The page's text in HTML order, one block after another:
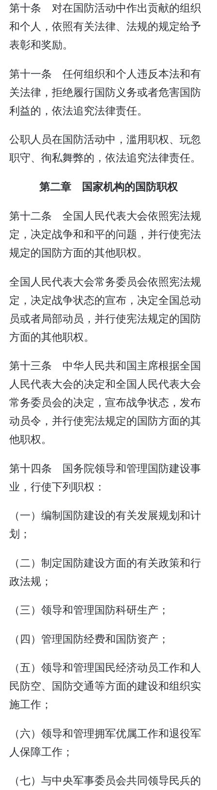
第十条 对在国防活动中作出贡献的组织
和个人，依照有关法律、法规的规定给予
表彰和奖励。
第十一条 任何组织和个人违反本法和有
关法律，拒绝履行国防义务或者危害国防
利益的，依法追究法律责任。
公职人员在国防活动中，滥用职权、玩忽
职守、徇私舞弊的，依法追究法律责任。
第二章 国家机构的国防职权
第十二条 全国人民代表大会依照宪法规
定，决定战争和和平的问题，并行使宪法
规定的国防方面的其他职权。
全国人民代表大会常务委员会依照宪法规
定，决定战争状态的宣布，决定全国总动
员或者局部动员，并行使宪法规定的国防
方面的其他职权。
第十三条 中华人民共和国主席根据全国
人民代表大会的决定和全国人民代表大会
常务委员会的决定，宣布战争状态，发布
动员令，并行使宪法规定的国防方面的其
他职权。
第十四条 国务院领导和管理国防建设事
业，行使下列职权：
（一）编制国防建设的有关发展规划和计
划；
（二）制定国防建设方面的有关政策和行
政法规；
（三）领导和管理国防科研生产；
（四）管理国防经费和国防资产；
（五）领导和管理国民经济动员工作和人
民防空、国防交通等方面的建设和组织实
施工作；
（六）领导和管理拥军优属工作和退役军
人保障工作；
（七）与中央军事委员会共同领导民兵的